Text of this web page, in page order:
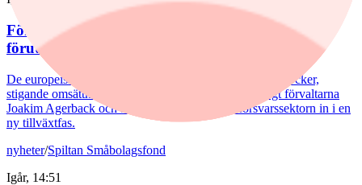
Försvarsförvaltarna spår ny tillväxtfas: ”Goda
förutsättningar”
De europeiska försvarsbolagen visar rekordstora orderböcker,
stigande omsättning och förbättrade marginaler. Enligt förvaltarna
Joakim Agerback och Shayan Heidari går nu försvarssektorn in i en
ny tillväxtfas.
nyheter/Spiltan Småbolagsfond
Igår, 14:51